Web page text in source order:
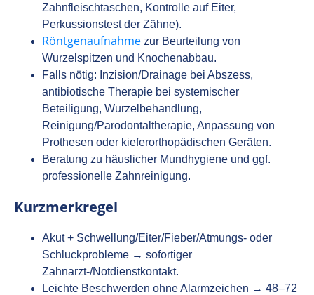
Zahnfleischtaschen, Kontrolle auf Eiter,
Perkussionstest der Zähne).
Röntgenaufnahme zur Beurteilung von
Wurzelspitzen und Knochenabbau.
Falls nötig: Inzision/Drainage bei Abszess,
antibiotische Therapie bei systemischer
Beteiligung, Wurzelbehandlung,
Reinigung/Parodontaltherapie, Anpassung von
Prothesen oder kieferorthopädischen Geräten.
Beratung zu häuslicher Mundhygiene und ggf.
professionelle Zahnreinigung.
Kurzmerkregel
Akut + Schwellung/Eiter/Fieber/Atmungs‑ oder
Schluckprobleme → sofortiger
Zahnarzt-/Notdienstkontakt.
Leichte Beschwerden ohne Alarmzeichen → 48–72